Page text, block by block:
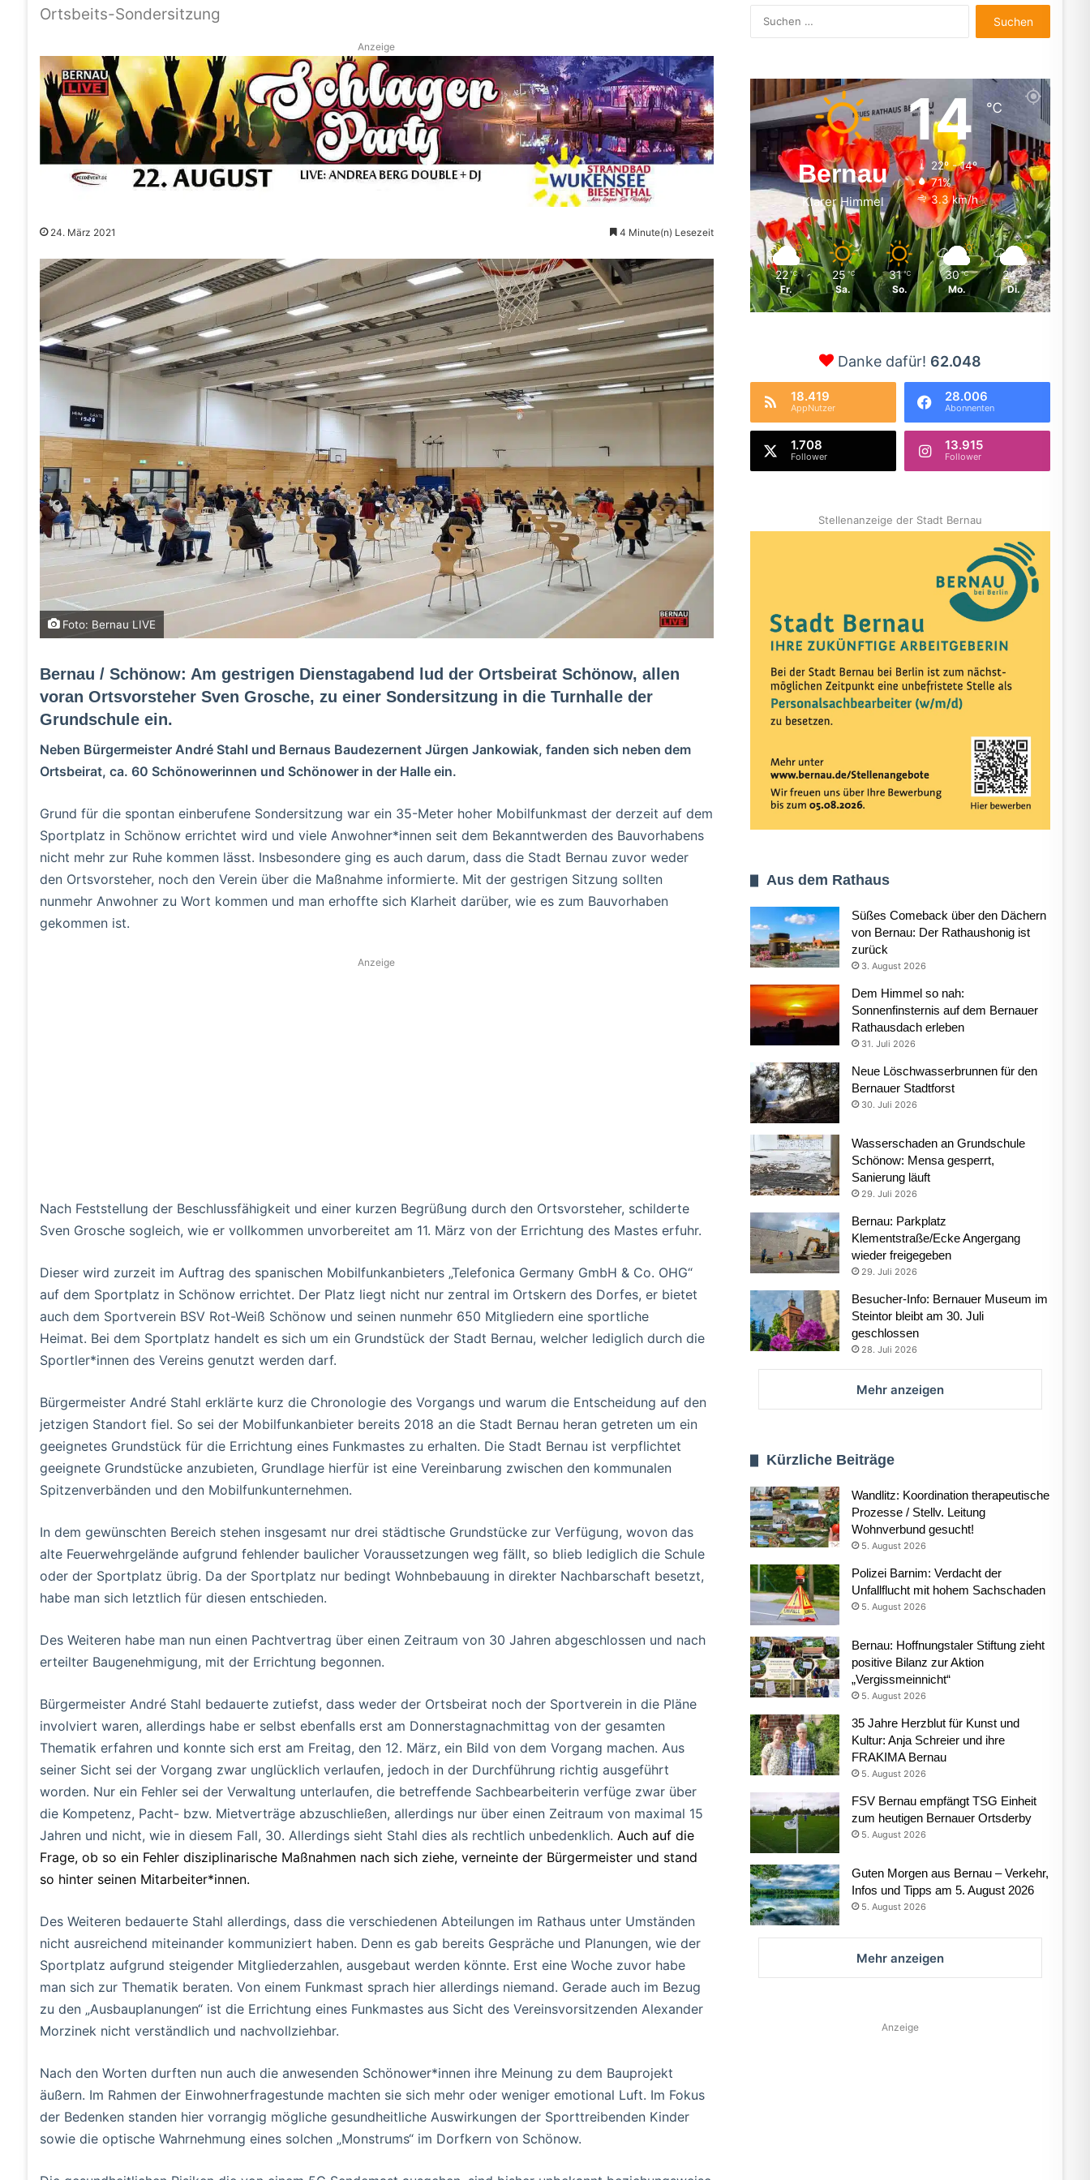
Ortsbeits-Sondersitzung
Anzeige
24. März 2021 4 Minute(n) Lesezeit
Foto: Bernau LIVE
Bernau / Schönow: Am gestrigen Dienstagabend lud der Ortsbeirat Schönow, allen
voran Ortsvorsteher Sven Grosche, zu einer Sondersitzung in die Turnhalle der
Grundschule ein.
Neben Bürgermeister André Stahl und Bernaus Baudezernent Jürgen Jankowiak, fanden sich neben dem
Ortsbeirat, ca. 60 Schönowerinnen und Schönower in der Halle ein.
Grund für die spontan einberufene Sondersitzung war ein 35-Meter hoher Mobilfunkmast der derzeit auf dem
Sportplatz in Schönow errichtet wird und viele Anwohner*innen seit dem Bekanntwerden des Bauvorhabens
nicht mehr zur Ruhe kommen lässt. Insbesondere ging es auch darum, dass die Stadt Bernau zuvor weder
den Ortsvorsteher, noch den Verein über die Maßnahme informierte. Mit der gestrigen Sitzung sollten
nunmehr Anwohner zu Wort kommen und man erhoffte sich Klarheit darüber, wie es zum Bauvorhaben
gekommen ist.
Anzeige
Nach Feststellung der Beschlussfähigkeit und einer kurzen Begrüßung durch den Ortsvorsteher, schilderte
Sven Grosche sogleich, wie er vollkommen unvorbereitet am 11. März von der Errichtung des Mastes erfuhr.
Dieser wird zurzeit im Auftrag des spanischen Mobilfunkanbieters „Telefonica Germany GmbH & Co. OHG“
auf dem Sportplatz in Schönow errichtet. Der Platz liegt nicht nur zentral im Ortskern des Dorfes, er bietet
auch dem Sportverein BSV Rot-Weiß Schönow und seinen nunmehr 650 Mitgliedern eine sportliche
Heimat. Bei dem Sportplatz handelt es sich um ein Grundstück der Stadt Bernau, welcher lediglich durch die
Sportler*innen des Vereins genutzt werden darf.
Bürgermeister André Stahl erklärte kurz die Chronologie des Vorgangs und warum die Entscheidung auf den
jetzigen Standort fiel. So sei der Mobilfunkanbieter bereits 2018 an die Stadt Bernau heran getreten um ein
geeignetes Grundstück für die Errichtung eines Funkmastes zu erhalten. Die Stadt Bernau ist verpflichtet
geeignete Grundstücke anzubieten, Grundlage hierfür ist eine Vereinbarung zwischen den kommunalen
Spitzenverbänden und den Mobilfunkunternehmen.
In dem gewünschten Bereich stehen insgesamt nur drei städtische Grundstücke zur Verfügung, wovon das
alte Feuerwehrgelände aufgrund fehlender baulicher Voraussetzungen weg fällt, so blieb lediglich die Schule
oder der Sportplatz übrig. Da der Sportplatz nur bedingt Wohnbebauung in direkter Nachbarschaft besetzt,
habe man sich letztlich für diesen entschieden.
Des Weiteren habe man nun einen Pachtvertrag über einen Zeitraum von 30 Jahren abgeschlossen und nach
erteilter Baugenehmigung, mit der Errichtung begonnen.
Bürgermeister André Stahl bedauerte zutiefst, dass weder der Ortsbeirat noch der Sportverein in die Pläne
involviert waren, allerdings habe er selbst ebenfalls erst am Donnerstagnachmittag von der gesamten
Thematik erfahren und konnte sich erst am Freitag, den 12. März, ein Bild von dem Vorgang machen. Aus
seiner Sicht sei der Vorgang zwar unglücklich verlaufen, jedoch in der Durchführung richtig ausgeführt
worden. Nur ein Fehler sei der Verwaltung unterlaufen, die betreffende Sachbearbeiterin verfüge zwar über
die Kompetenz, Pacht- bzw. Mietverträge abzuschließen, allerdings nur über einen Zeitraum von maximal 15
Jahren und nicht, wie in diesem Fall, 30. Allerdings sieht Stahl dies als rechtlich unbedenklich. Auch auf die
Frage, ob so ein Fehler disziplinarische Maßnahmen nach sich ziehe, verneinte der Bürgermeister und stand
so hinter seinen Mitarbeiter*innen.
Des Weiteren bedauerte Stahl allerdings, dass die verschiedenen Abteilungen im Rathaus unter Umständen
nicht ausreichend miteinander kommuniziert haben. Denn es gab bereits Gespräche und Planungen, wie der
Sportplatz aufgrund steigender Mitgliederzahlen, ausgebaut werden könnte. Erst eine Woche zuvor habe
man sich zur Thematik beraten. Von einem Funkmast sprach hier allerdings niemand. Gerade auch im Bezug
zu den „Ausbauplanungen“ ist die Errichtung eines Funkmastes aus Sicht des Vereinsvorsitzenden Alexander
Morzinek nicht verständlich und nachvollziehbar.
Nach den Worten durften nun auch die anwesenden Schönower*innen ihre Meinung zu dem Bauprojekt
äußern. Im Rahmen der Einwohnerfragestunde machten sie sich mehr oder weniger emotional Luft. Im Fokus
der Bedenken standen hier vorrangig mögliche gesundheitliche Auswirkungen der Sporttreibenden Kinder
sowie die optische Wahrnehmung eines solchen „Monstrums“ im Dorfkern von Schönow.
nach:
Bernau
Klarer Himmel
14℃
22º - 14º
71%
3.3 km/h
22 ℃
Fr.
25 ℃
Sa.
31 ℃
So.
30 ℃
Mo.
24 ℃
Di.
Danke dafür! 62.048
18.419
AppNutzer
28.006
Abonnenten
1.708
Follower
13.915
Follower
Stellenanzeige der Stadt Bernau
Aus dem Rathaus
Süßes Comeback über den Dächern
von Bernau: Der Rathaushonig ist
zurück
3. August 2026
Dem Himmel so nah:
Sonnenfinsternis auf dem Bernauer
Rathausdach erleben
31. Juli 2026
Neue Löschwasserbrunnen für den
Bernauer Stadtforst
30. Juli 2026
Wasserschaden an Grundschule
Schönow: Mensa gesperrt,
Sanierung läuft
29. Juli 2026
Bernau: Parkplatz
Klementstraße/Ecke Angergang
wieder freigegeben
29. Juli 2026
Besucher-Info: Bernauer Museum im
Steintor bleibt am 30. Juli
geschlossen
28. Juli 2026
Mehr anzeigen
Kürzliche Beiträge
Wandlitz: Koordination therapeutische
Prozesse / Stellv. Leitung
Wohnverbund gesucht!
5. August 2026
Polizei Barnim: Verdacht der
Unfallflucht mit hohem Sachschaden
5. August 2026
Bernau: Hoffnungstaler Stiftung zieht
positive Bilanz zur Aktion
„Vergissmeinnicht“
5. August 2026
35 Jahre Herzblut für Kunst und
Kultur: Anja Schreier und ihre
FRAKIMA Bernau
5. August 2026
FSV Bernau empfängt TSG Einheit
zum heutigen Bernauer Ortsderby
5. August 2026
Guten Morgen aus Bernau – Verkehr,
Infos und Tipps am 5. August 2026
5. August 2026
Mehr anzeigen
Anzeige